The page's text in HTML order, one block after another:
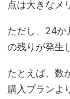
点は大きなメ
ただし、24か
の残りが発生
たとえば、数
購入プランよ